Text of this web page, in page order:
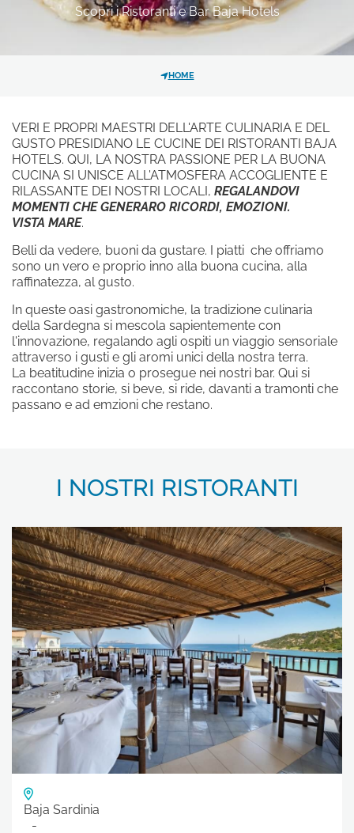
Ho letto e accettato l'informativa
sulla privacy e il trattamento dei
Acconsento al trattamento dei
dati come risultante dell'informativa
privacyper le finalità di invio di
materiale promozionale.
GALLERY
Hotel La Bisaccia
Grand Relais dei Nuraghi
Residence I Cormorani Alti
BAJA LIVING APARTMENT
SEGUICI SUI SOCIAL
Scopri i Ristoranti e Bar Baja Hotels
HOME
VERI E PROPRI MAESTRI DELL'ARTE CULINARIA E DEL
GUSTO PRESIDIANO LE CUCINE DEI RISTORANTI BAJA
HOTELS. QUI, LA NOSTRA PASSIONE PER LA BUONA
CUCINA SI UNISCE ALL'ATMOSFERA ACCOGLIENTE E
RILASSANTE DEI NOSTRI LOCALI, REGALANDOVI
MOMENTI CHE GENERARO RICORDI, EMOZIONI.
VISTA MARE.
Belli da vedere, buoni da gustare. I piatti che offriamo
sono un vero e proprio inno alla buona cucina, alla
raffinatezza, al gusto.
In queste oasi gastronomiche, la tradizione culinaria
della Sardegna si mescola sapientemente con
l'innovazione, regalando agli ospiti un viaggio sensoriale
attraverso i gusti e gli aromi unici della nostra terra.
La beatitudine inizia o prosegue nei nostri bar. Qui si
raccontano storie, si beve, si ride, davanti a tramonti che
passano e ad emzioni che restano.
I NOSTRI RISTORANTI
Baja Sardinia